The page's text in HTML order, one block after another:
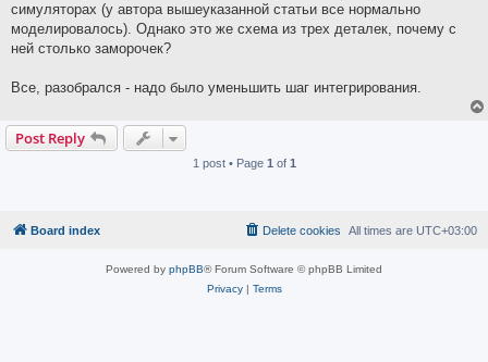
симуляторах (у автора вышеуказанной статьи все нормально
моделировалось). Однако это же схема из трех деталек, почему с
ней столько заморочек?
Все, разобрался - надо было уменьшить шаг интегрирования.
Post Reply
1 post • Page 1 of 1
Board index All times are UTC+03:00
Delete cookies
Powered by phpBB® Forum Software © phpBB Limited
Privacy| Terms